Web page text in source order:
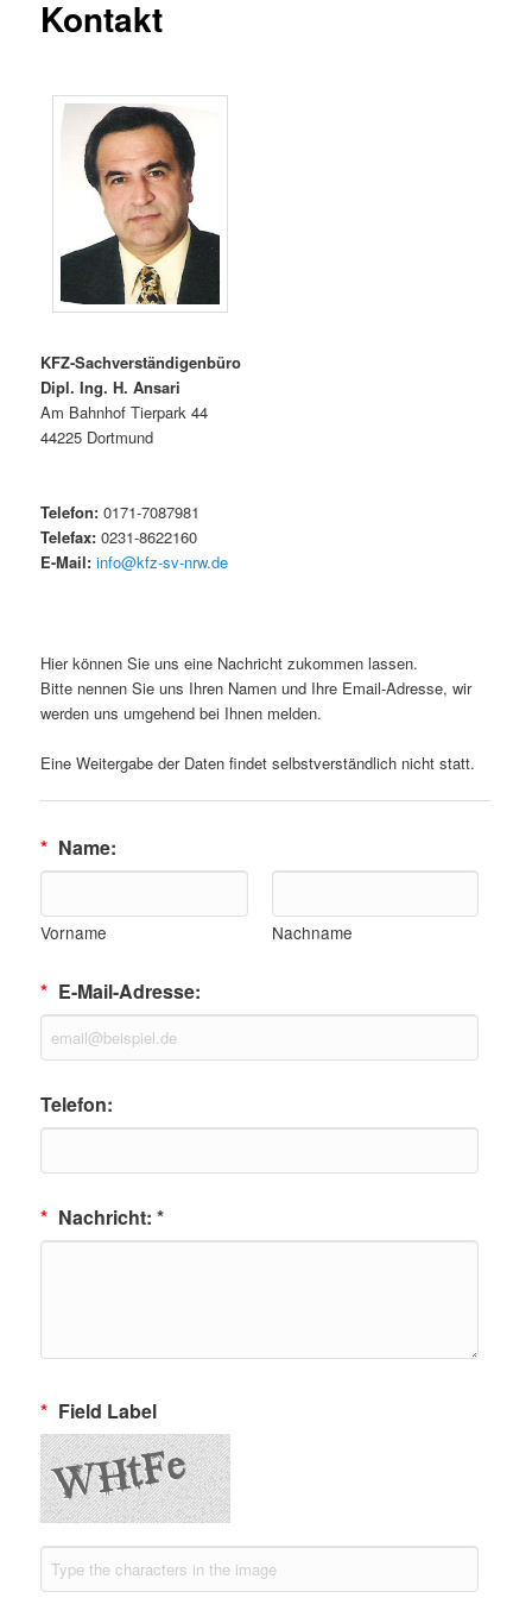
Kontakt
KFZ-Sachverständigenbüro
Dipl. Ing. H. Ansari
Am Bahnhof Tierpark 44
44225 Dortmund
Telefon: 0171-7087981
Telefax: 0231-8622160
E-Mail: info@kfz-sv-nrw.de
Hier können Sie uns eine Nachricht zukommen lassen.
Bitte nennen Sie uns Ihren Namen und Ihre Email-Adresse, wir
werden uns umgehend bei Ihnen melden.
Eine Weitergabe der Daten findet selbstverständlich nicht statt.
* Name:
Vorname Nachname
* E-Mail-Adresse:
Telefon:
* Nachricht: *
* Field Label